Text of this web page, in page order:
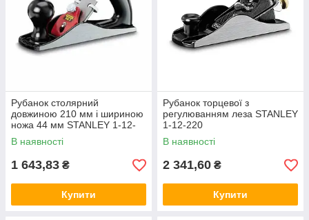
Рубанок столярний
довжиною 210 мм і шириною
ножа 44 мм STANLEY 1-12-
033
В наявності
1 643,83 ₴
Купити
Рубанок торцевої з
регулюванням леза STANLEY
1-12-220
В наявності
2 341,60 ₴
Купити